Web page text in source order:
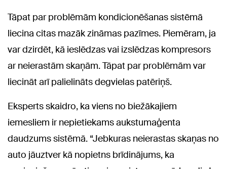
Tāpat par problēmām kondicionēšanas sistēmā
liecina citas mazāk zināmas pazīmes. Piemēram, ja
var dzirdēt, kā ieslēdzas vai izslēdzas kompresors
ar neierastām skaņām. Tāpat par problēmām var
liecināt arī palielināts degvielas patēriņš.
Eksperts skaidro, ka viens no biežākajiem
iemesliem ir nepietiekams aukstumaģenta
daudzums sistēmā. “Jebkuras neierastas skaņas no
auto jāuztver kā nopietns brīdinājums, ka